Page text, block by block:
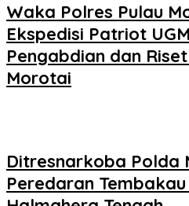
Waka Polres Pulau
Ekspedisi Patriot
Pengabdian dan
Morotai
Ditresnarkoba Polda
Peredaran